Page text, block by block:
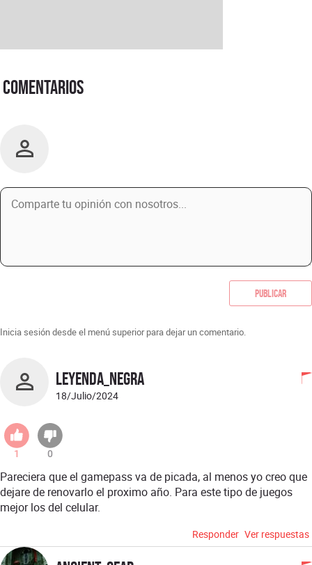
Comentarios
Publicar
Inicia sesión desde el menú superior para dejar un comentario.
Leyenda_Negra
18/Julio/2024
1 0
Pareciera que el gamepass va de picada, al menos yo creo que
dejare de renovarlo el proximo año. Para este tipo de juegos
mejor los del celular.
Responder Ver respuestas